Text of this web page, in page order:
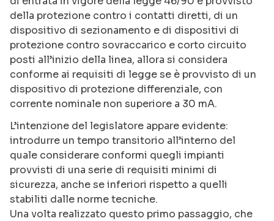
della protezione contro i contatti diretti, di un
dispositivo di sezionamento e di dispositivi di
protezione contro sovraccarico e corto circuito
posti all’inizio della linea, allora si considera
conforme ai requisiti di legge se è provvisto di un
dispositivo di protezione differenziale, con
corrente nominale non superiore a 30 mA.
L’intenzione del legislatore appare evidente:
introdurre un tempo transitorio all’interno del
quale considerare conformi quegli impianti
provvisti di una serie di requisiti minimi di
sicurezza, anche se inferiori rispetto a quelli
stabiliti dalle norme tecniche.
Una volta realizzato questo primo passaggio, che